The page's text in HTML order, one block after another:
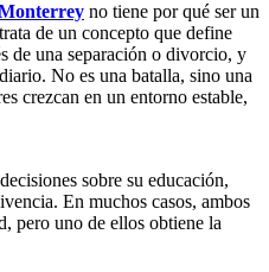
no tiene por qué ser un
de un concepto que define
de una separación o divorcio, y
No es una batalla, sino una
crezcan en un entorno estable,
sobre su educación,
En muchos casos, ambos
pero uno de ellos obtiene la